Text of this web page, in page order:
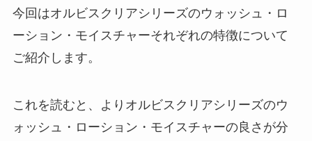
今回はオルビスクリアシリーズのウォッシュ・ロ
ーション・モイスチャーそれぞれの特徴について
ご紹介します。
これを読むと、よりオルビスクリアシリーズのウ
ォッシュ・ローション・モイスチャーの良さが分